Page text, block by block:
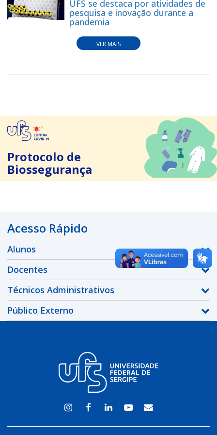
UFS se destaca por atividades de
pesquisa e inovação durante a
pandemia
VER MAIS
Protocolo de
Biossegurança
Acesso Rápido
Alunos
Docentes
Técnicos Administrativos
Público Externo
InstagramFacebook
LinkedinYoutubeWEBMAIL